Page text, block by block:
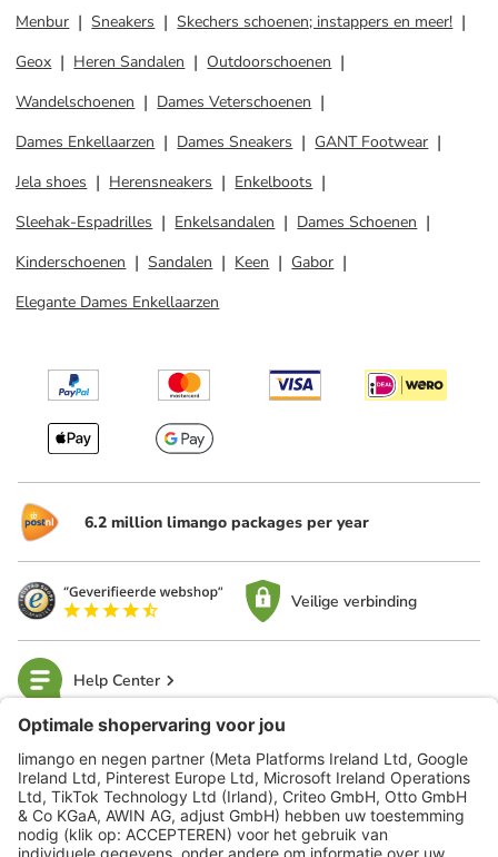
Menbur
Sneakers
Skechers schoenen; instappers en meer!
Geox
Heren Sandalen
Outdoorschoenen
Wandelschoenen
Dames Veterschoenen
Dames Enkellaarzen
Dames Sneakers
GANT Footwear
Jela shoes
Herensneakers
Enkelboots
Sleehak-Espadrilles
Enkelsandalen
Dames Schoenen
Kinderschoenen
Sandalen Keen
Gabor
Elegante Dames Enkellaarzen
6.2 million limango packages per year
Veilige verbinding
Help Center
limango
Veilig winkelen